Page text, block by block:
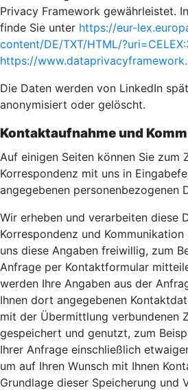
Privacy Framework gewährleistet.
finde Sie unter https://eur-
content/DE/TXT/HTML/
https://
Die Daten werden von LinkedIn
anonymisiert oder gelöscht.
Kontaktaufnahme und
Auf einigen Seiten können Sie zum
Korrespondenz mit uns in
angegebenen personenbezogenen
Wir erheben und verarbeiten diese
Korrespondenz und
uns diese Angaben freiwillig, zum
Anfrage per Kontaktformular
werden Ihre Angaben aus der
Ihnen dort angegebenen
mit der Übermittlung verbundenen
gespeichert und genutzt, zum
Ihrer Anfrage einschließlich
um auf Ihren Wunsch mit Ihnen
Grundlage dieser Speicherung und